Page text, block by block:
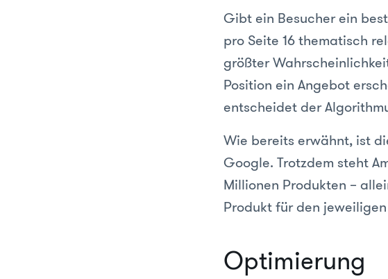
Gibt ein Besucher ein
pro Seite 16 thematisch
größter
Position ein Angebot
entscheidet der
Wie bereits erwähnt, ist
Google. Trotzdem steht
Millionen Produkten –
Produkt für den
Optimierung